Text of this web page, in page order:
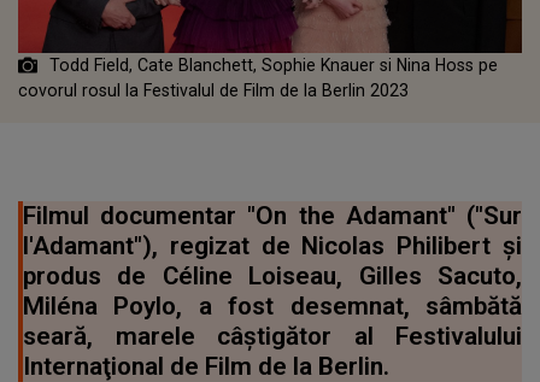
Todd Field, Cate Blanchett, Sophie Knauer si Nina Hoss pe
covorul rosul la Festivalul de Film de la Berlin 2023
Filmul documentar "On the Adamant" ("Sur
l'Adamant"), regizat de Nicolas Philibert şi
produs de Céline Loiseau, Gilles Sacuto,
Miléna Poylo, a fost desemnat, sâmbătă
seară, marele câştigător al Festivalului
Internaţional de Film de la Berlin.